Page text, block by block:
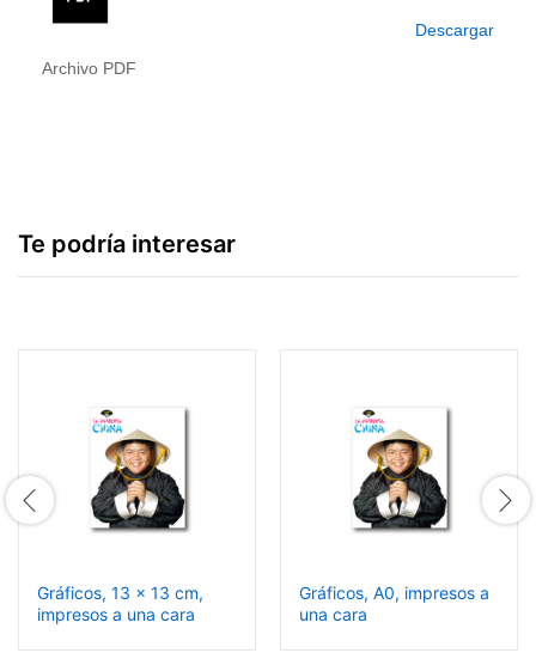
Archivo PDF
Descargar
Te podría interesar
Gráficos, 13 x 13 cm,
impresos a una cara
Gráficos, A0, impresos a
una cara